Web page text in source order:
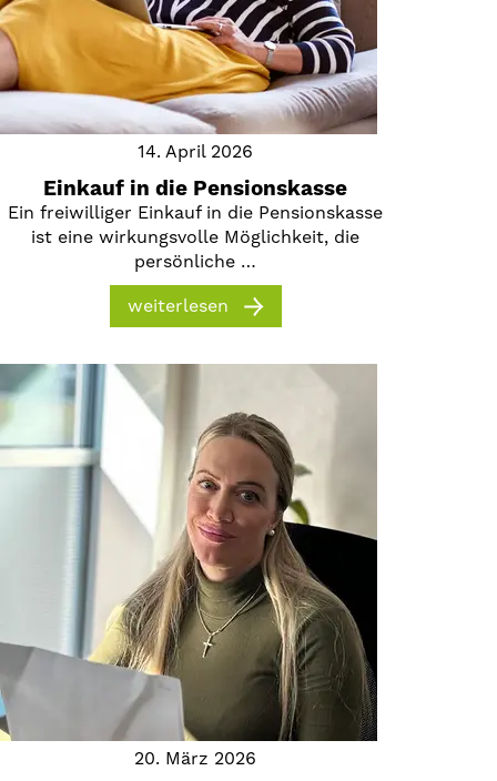
14. April 2026
Einkauf in die Pensionskasse
Ein freiwilliger Einkauf in die Pensionskasse
ist eine wirkungsvolle Möglichkeit, die
persönliche …
weiterlesen
20. März 2026